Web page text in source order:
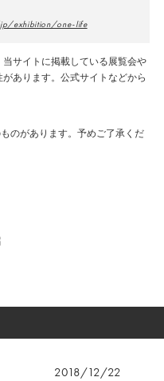
exhibition/one-life
サイトに掲載している展覧会や
あります。公式サイトなどから
のがあります。予めご了承くだ
2018/12/22